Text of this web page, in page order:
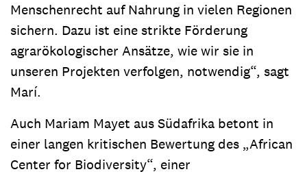
Menschenrecht auf Nahrung in vielen Regionen
sichern. Dazu ist eine strikte Förderung
agrarökologischer Ansätze, wie wir sie in
unseren Projekten verfolgen, notwendig“, sagt
Marí.
Auch Mariam Mayet aus Südafrika betont in
einer langen kritischen Bewertung des „African
Center for Biodiversity“, einer